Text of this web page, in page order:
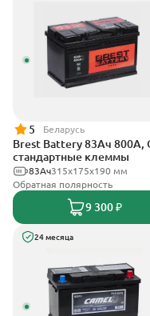
5 Беларусь
Brest Battery 83Ач 800А,
стандартные клеммы
315x175x190 мм
83Ач
Обратная полярность
9 300 ₽
24 месяца